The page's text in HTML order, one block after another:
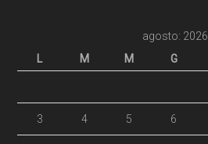
agosto: 2026
L
M M G
3 4 5 6